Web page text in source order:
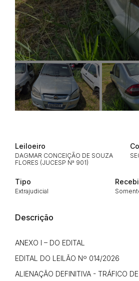
Leiloeiro
DAGMAR CONCEIÇÃO DE SOUZA
FLORES (JUCESP Nª 901)
Tipo
Extrajudicial
Descrição
ANEXO I – DO EDITAL
EDITAL DO LEILÃO Nº 014/2026
ALIENAÇÃO DEFINITIVA - TRÁFICO